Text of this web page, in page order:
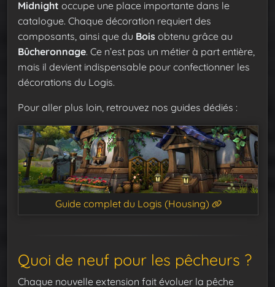
Midnight occupe une place importante dans le
catalogue. Chaque décoration requiert des
composants, ainsi que du Bois obtenu grâce au
Bûcheronnage. Ce n’est pas un métier à part entière,
mais il devient indispensable pour confectionner les
décorations du Logis.
Pour aller plus loin, retrouvez nos guides dédiés :
Guide complet du Logis (Housing)
Quoi de neuf pour les pêcheurs ?
Chaque nouvelle extension fait évoluer la pêche